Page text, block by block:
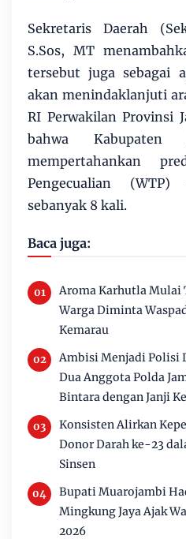
Sekretaris Daerah
S.Sos, MT
tersebut juga sebagai
akan menindaklanjuti
RI Perwakilan Provinsi
bahwa Kabupaten
mempertahankan
Pengecualian
sebanyak 8 kali.
Baca juga:
Aroma Karhutla Mulai
Warga Diminta
Kemarau
Ambisi Menjadi Polisi
Dua Anggota Polda
Bintara dengan Janji
Konsisten Alirkan
Donor Darah ke-23
Sinsen
Bupati Muarojambi
Mingkung Jaya Ajak
2026